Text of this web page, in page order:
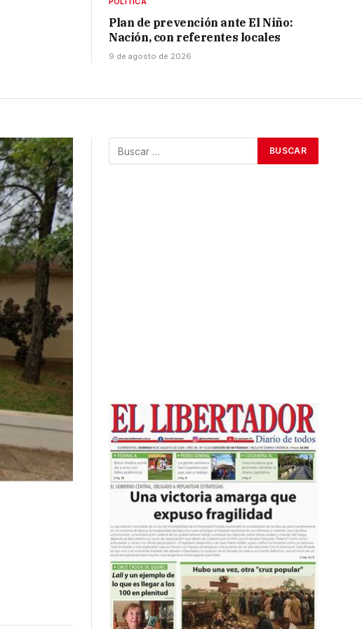
Plan de prevención ante El Niño:
Nación, con referentes locales
9 de agosto de 2026